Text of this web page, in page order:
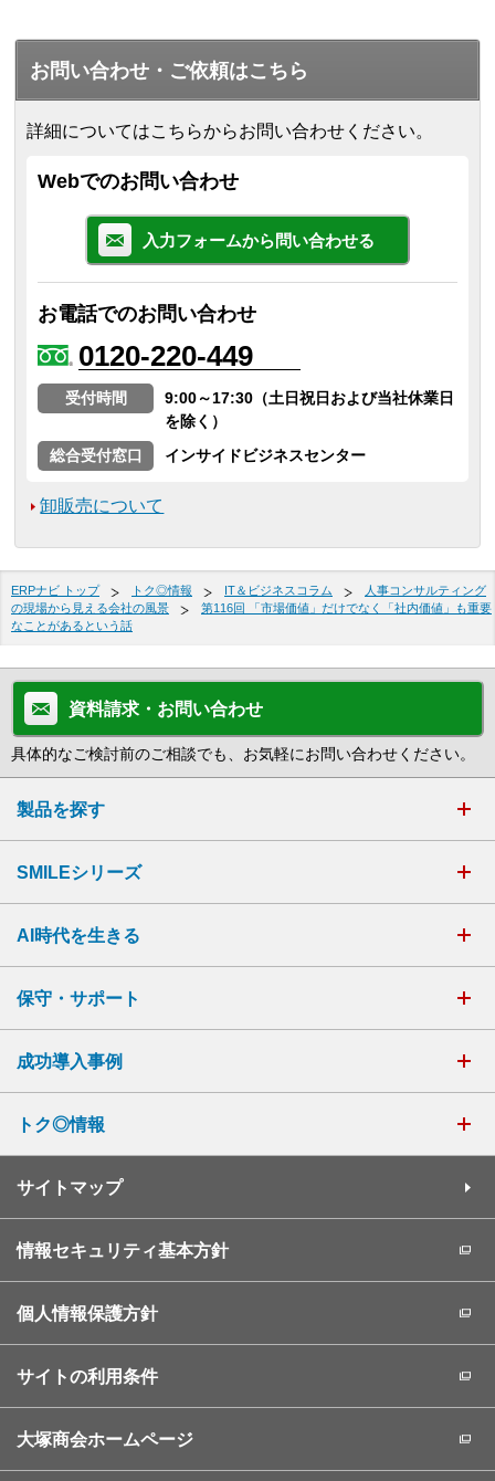
お問い合わせ・ご依頼はこちら
詳細についてはこちらからお問い合わせください。
Webでのお問い合わせ
入力フォームから問い合わせる
お電話でのお問い合わせ
0120-220-449
受付時間
9:00～17:30（土日祝日および当社休業日
を除く）
総合受付窓口
インサイドビジネスセンター
卸販売について
ERPナビ トップ トク◎情報 IT＆ビジネスコラム
人事コンサルティング
の現場から見える会社の風景
第116回 「市場価値」だけでなく「社内価値」も重要
なことがあるという話
資料請求・お問い合わせ
具体的なご検討前のご相談でも、お気軽にお問い合わせください。
製品を探す
SMILEシリーズ
AI時代を生きる
保守・サポート
成功導入事例
トク◎情報
サイトマップ
情報セキュリティ基本方針
個人情報保護方針
サイトの利用条件
大塚商会ホームページ